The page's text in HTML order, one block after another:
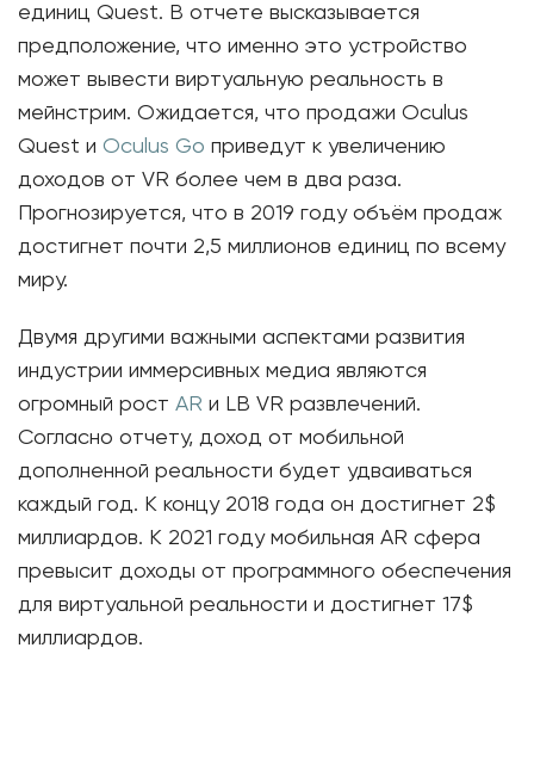
единиц Quest. В отчете высказывается
предположение, что именно это устройство
может вывести виртуальную реальность в
мейнстрим. Ожидается, что продажи Oculus
Quest и Oculus Go приведут к увеличению
доходов от VR более чем в два раза.
Прогнозируется, что в 2019 году объём продаж
достигнет почти 2,5 миллионов единиц по всему
миру.
Двумя другими важными аспектами развития
индустрии иммерсивных медиа являются
огромный рост AR и LB VR развлечений.
Согласно отчету, доход от мобильной
дополненной реальности будет удваиваться
каждый год. К концу 2018 года он достигнет 2$
миллиардов. К 2021 году мобильная AR сфера
превысит доходы от программного обеспечения
для виртуальной реальности и достигнет 17$
миллиардов.